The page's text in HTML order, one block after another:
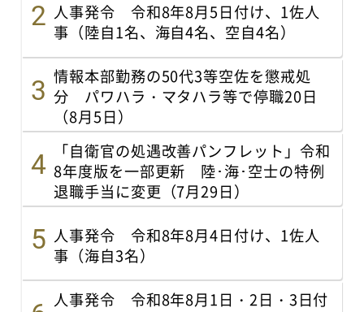
人事発令 令和8年8月5日付け、1佐人
事（陸自1名、海自4名、空自4名）
情報本部勤務の50代3等空佐を懲戒処
分 パワハラ・マタハラ等で停職20日
（8月5日）
「自衛官の処遇改善パンフレット」令和
8年度版を一部更新 陸･海･空士の特例
退職手当に変更（7月29日）
人事発令 令和8年8月4日付け、1佐人
事（海自3名）
人事発令 令和8年8月1日・2日・3日付